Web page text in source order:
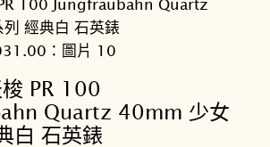
PR 100
Quartz 40mm 少女
白 石英錶